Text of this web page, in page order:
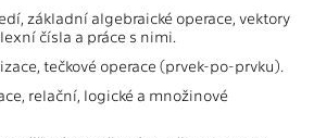
základní algebraické operace, vektory
čísla a práce s nimi.
tečkové operace (prvek-po-prvku).
relační, logické a množinové